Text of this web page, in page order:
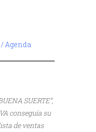
Agenda
SUERTE”,
conseguía su
de ventas